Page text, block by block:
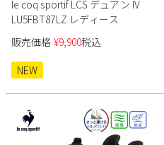
le coq sportif LCS デュアン IV
LU5FBT87LZ レディース
販売価格 ¥9,900税込
NEW